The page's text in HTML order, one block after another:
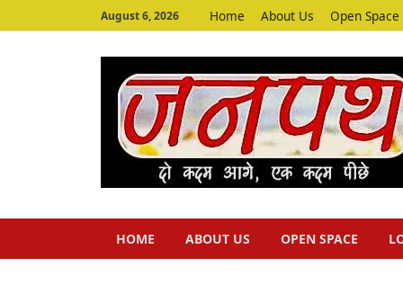
August 6, 2026 Home About Us Open Space
HOME ABOUT US OPEN SPACE